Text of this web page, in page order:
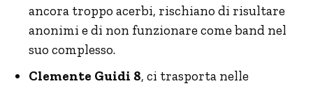
ancora troppo acerbi, rischiano di risultare
anonimi e di non funzionare come band nel
suo complesso.
Clemente Guidi 8, ci trasporta nelle